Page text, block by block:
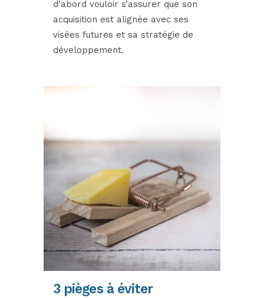
d’abord vouloir s’assurer que son
acquisition est alignée avec ses
visées futures et sa stratégie de
développement.
3 pièges à éviter